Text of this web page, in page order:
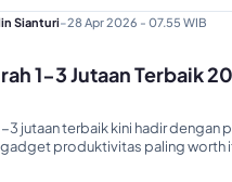
Sianturi-28 Apr 2026 - 07.55 WIB
1-3 Jutaan Terbaik
3 jutaan terbaik kini hadir dengan
produktivitas paling worth